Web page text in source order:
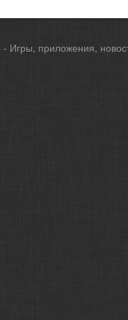
Игры, приложения,